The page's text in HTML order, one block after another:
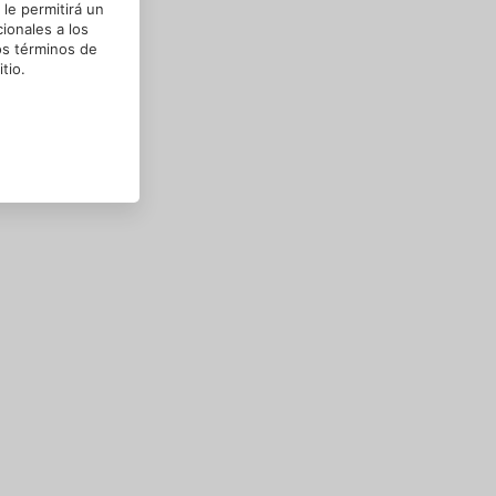
permitirá un
a los
términos de